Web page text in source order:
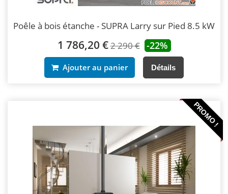
Poêle à bois étanche - SUPRA Larry sur Pied 8.5 kW
1 786,20 €2 290 € -22%
Ajouter au panier Détails
PROMO !